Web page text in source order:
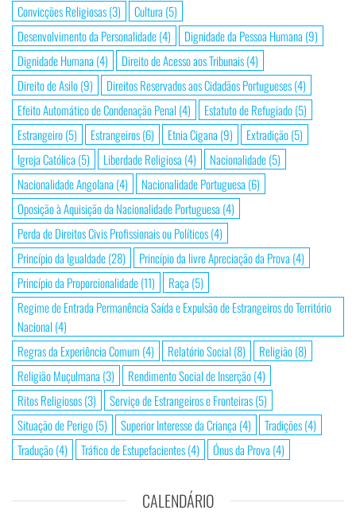
Convicções Religiosas(3) Cultura (5)
Desenvolvimento da Personalidade(4) Dignidade da Pessoa Humana (9)
Dignidade Humana (4) Direito de Acesso aos Tribunais(4)
Direito de Asilo(9) Direitos Reservados aos Cidadãos Portugueses(4)
Efeito Automático de Condenação Penal (4) Estatuto de Refugiado(5)
Estrangeiro(5) Estrangeiros(6) Etnia Cigana (9) Extradição(5)
Igreja Católica (5) Liberdade Religiosa (4) Nacionalidade(5)
Nacionalidade Angolana (4) Nacionalidade Portuguesa (6)
Oposição à Aquisição da Nacionalidade Portuguesa (4)
Perda de Direitos Civis Profissionais ou Políticos(4)
Princípio da Igualdade(28) Princípio da livre Apreciação da Prova (4)
Princípio da Proporcionalidade(11) Raça (5)
Regime de Entrada Permanência Saída e Expulsão de Estrangeiros do Território
Nacional (4)
Regras da Experiência Comum (4) Relatório Social (8) Religião(8)
Religião Muçulmana (3) Rendimento Social de Inserção(4)
Ritos Religiosos(3) Serviço de Estrangeiros e Fronteiras(5)
Situação de Perigo(5) Superior Interesse da Criança (4) Tradições(4)
Tradução(4) Tráfico de Estupefacientes(4) Ónus da Prova (4)
CALENDÁRIO